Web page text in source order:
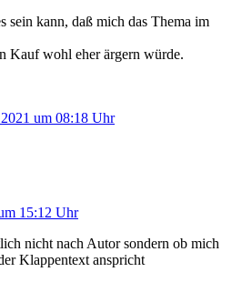
sein kann, daß mich das Thema im
Kauf wohl eher ärgern würde.
um 08:18 Uhr
15:12 Uhr
nicht nach Autor sondern ob mich
Klappentext anspricht